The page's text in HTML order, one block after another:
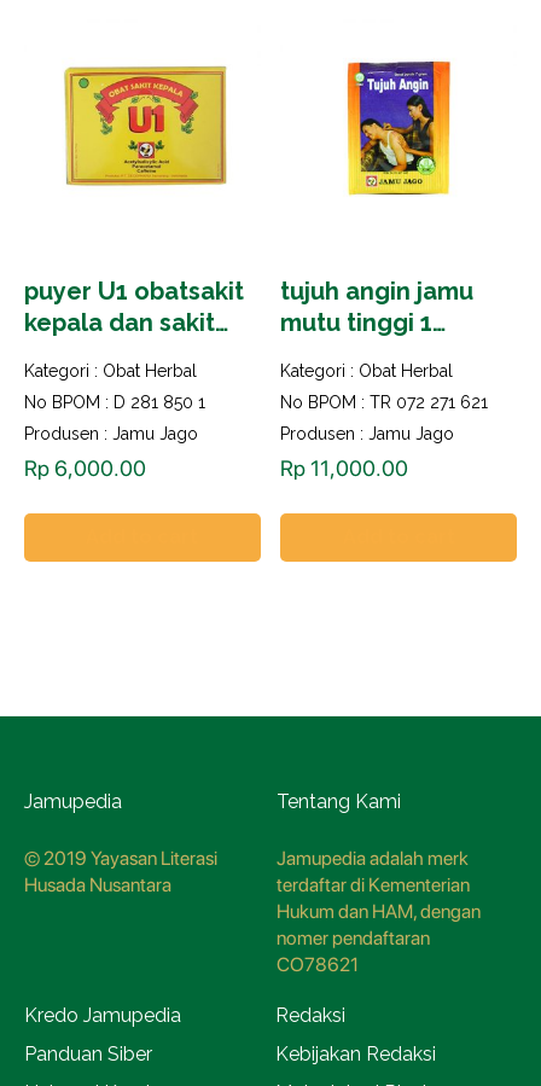
puyer U1 obatsakit
kepala dan sakit
saset
Kategori : Obat Herbal
No BPOM : D 281 850 1
Produsen : Jamu Jago
Rp6,000.00
tujuh angin jamu
mutu tinggi 1
Kategori : Obat Herbal
No BPOM : TR 072 271 621
Produsen : Jamu Jago
Rp11,000.00
Jamupedia
© 2019 Yayasan Literasi
Husada Nusantara
Tentang Kami
Jamupedia adalah merk
terdaftar di Kementerian
Hukum dan HAM, dengan
nomer pendaftaran
CO78621
Kredo Jamupedia
Redaksi
Panduan Siber
Kebijakan Redaksi